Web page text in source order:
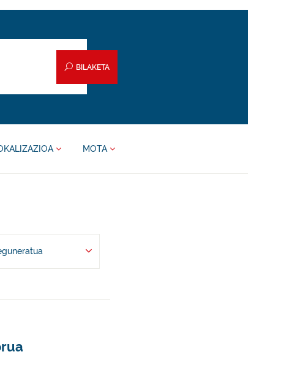
BILAKETA
MOTA